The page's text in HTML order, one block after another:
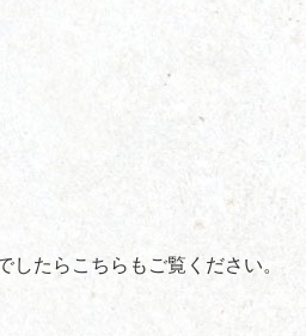
たらこちらもご覧ください。